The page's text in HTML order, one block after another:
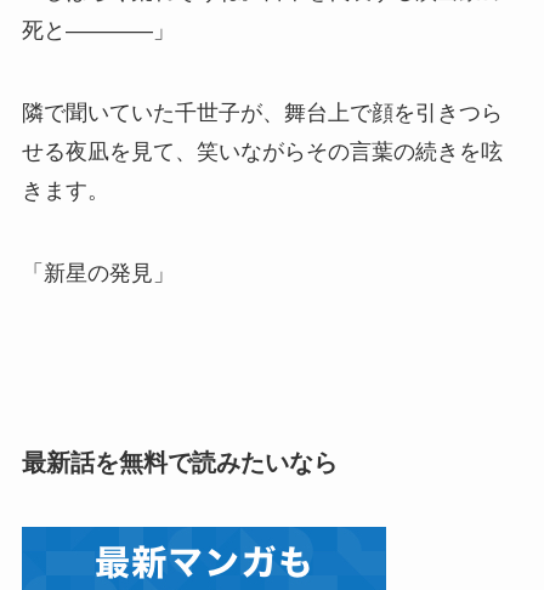
死と――――」
隣で聞いていた千世子が、舞台上で顔を引きつら
せる夜凪を見て、笑いながらその言葉の続きを呟
きます。
「新星の発見」
最新話を無料で読みたいなら